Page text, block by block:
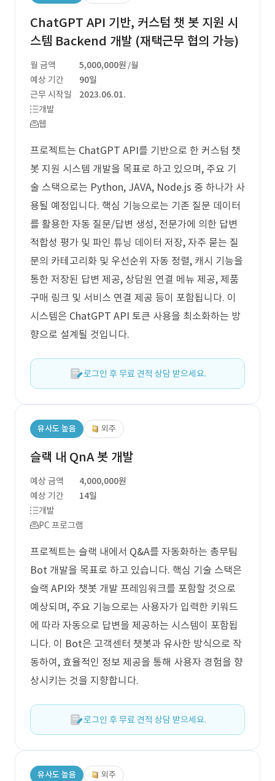
ChatGPT API 기반, 커스텀 챗 봇 지원 시
스템 Backend 개발 (재택근무 협의 가능)
월 금액 5,000,000원 /월
예상 기간
90일
근무 시작일
2023.06.01.
개발
웹
프로젝트는 ChatGPT API를 기반으로 한 커스텀 챗
봇 지원 시스템 개발을 목표로 하고 있으며, 주요 기
술 스택으로는 Python, JAVA, Node.js 중 하나가 사
용될 예정입니다. 핵심 기능으로는 기존 질문 데이터
를 활용한 자동 질문/답변 생성, 전문가에 의한 답변
적합성 평가 및 파인 튜닝 데이터 저장, 자주 묻는 질
문의 카테고리화 및 우선순위 자동 정렬, 캐시 기능을
통한 저장된 답변 제공, 상담원 연결 메뉴 제공, 제품
구매 링크 및 서비스 연결 제공 등이 포함됩니다. 이
시스템은 ChatGPT API 토큰 사용을 최소화하는 방
향으로 설계될 것입니다.
로그인 후 무료 견적 상담 받으세요.
유사도 높음 외주
슬랙 내 QnA 봇 개발
예상 금액
4,000,000원
예상 기간
14일
개발
PC 프로그램
프로젝트는 슬랙 내에서 Q&A를 자동화하는 총무팀
Bot 개발을 목표로 하고 있습니다. 핵심 기술 스택은
슬랙 API와 챗봇 개발 프레임워크를 포함할 것으로
예상되며, 주요 기능으로는 사용자가 입력한 키워드
에 따라 자동으로 답변을 제공하는 시스템이 포함됩
니다. 이 Bot은 고객센터 챗봇과 유사한 방식으로 작
동하여, 효율적인 정보 제공을 통해 사용자 경험을 향
상시키는 것을 지향합니다.
로그인 후 무료 견적 상담 받으세요.
유사도 높음 외주